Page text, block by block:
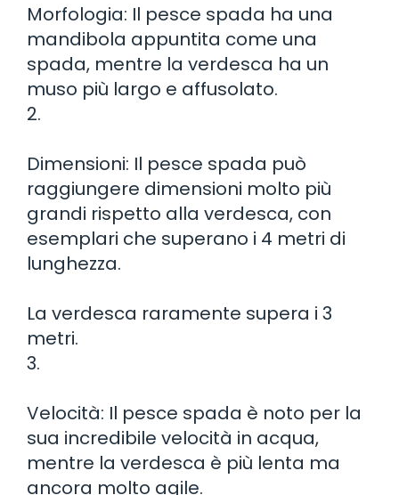
Morfologia: Il pesce spada ha una
mandibola appuntita come una
spada, mentre la verdesca ha un
muso più largo e affusolato.
2.
Dimensioni: Il pesce spada può
raggiungere dimensioni molto più
grandi rispetto alla verdesca, con
esemplari che superano i 4 metri di
lunghezza.
La verdesca raramente supera i 3
metri.
3.
Velocità: Il pesce spada è noto per la
sua incredibile velocità in acqua,
mentre la verdesca è più lenta ma
ancora molto agile.